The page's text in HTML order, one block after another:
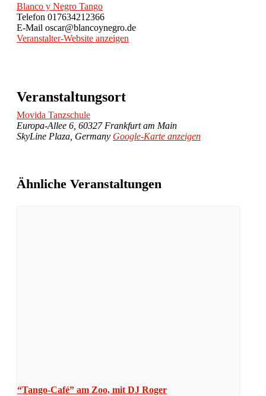
Blanco y Negro Tango
Telefon 017634212366
E-Mail oscar@blancoynegro.de
Veranstalter-Website anzeigen
Veranstaltungsort
Movida Tanzschule
Europa-Allee 6, 60327 Frankfurt am Main
SkyLine Plaza Germany Google-Karte anzeigen
Ähnliche Veranstaltungen
“Tango-Café” am Zoo, mit DJ Roger